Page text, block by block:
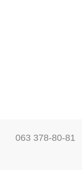
063 378-80-81